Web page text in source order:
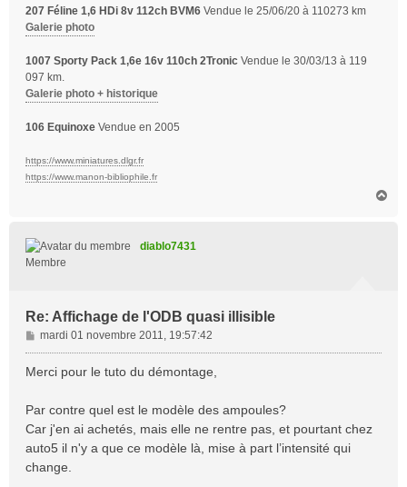
207 Féline 1,6 HDi 8v 112ch BVM6 Vendue le 25/06/20 à 110273 km
Galerie photo
1007 Sporty Pack 1,6e 16v 110ch 2Tronic Vendue le 30/03/13 à 119
097 km.
Galerie photo + historique
106 Equinoxe Vendue en 2005
https://www.miniatures.dlgr.fr
https://www.manon-bibliophile.fr
diablo7431
Membre
Re: Affichage de l'ODB quasi illisible
M
e
g
e
mardi 01 novembre 2011, 19:57:42
Merci pour le tuto du démontage,
Par contre quel est le modèle des ampoules?
Car j'en ai achetés, mais elle ne rentre pas, et pourtant chez
auto5 il n'y a que ce modèle là, mise à part l’intensité qui
change.